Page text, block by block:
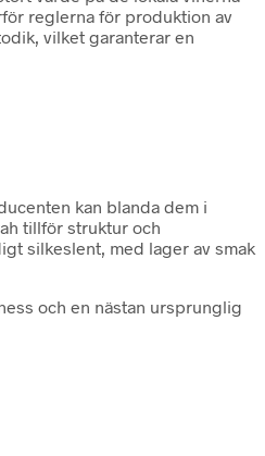
reglerna för produktion av
vilket garanterar en
kan blanda dem i
tillför struktur och
silkeslent, med lager av smak
och en nästan ursprunglig